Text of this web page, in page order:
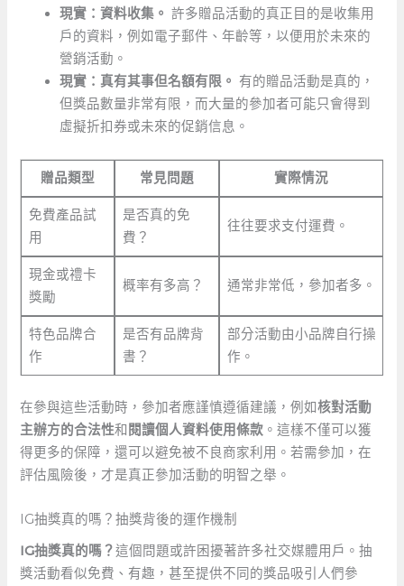
現實：資料收集。 許多贈品活動的真正目的是收集用
戶的資料，例如電子郵件、年齡等，以便用於未來的
營銷活動。
現實：真有其事但名額有限。 有的贈品活動是真的，
但獎品數量非常有限，而大量的參加者可能只會得到
虛擬折扣券或未來的促銷信息。
贈品類型 常見問題 實際情況
免費產品試
用
是否真的免
費？
往往要求支付運費。
現金或禮卡
獎勵
概率有多高？ 通常非常低，參加者多。
特色品牌合
作
是否有品牌背
書？
部分活動由小品牌自行操
作。
在參與這些活動時，參加者應謹慎遵循建議，例如核對活動
主辦方的合法性和 閱讀個人資料使用條款 。這樣不僅可以獲
得更多的保障，還可以避免被不良商家利用。若需參加，在
評估風險後，才是真正參加活動的明智之舉。
IG抽獎真的嗎？抽獎背後的運作機制
IG抽獎真的嗎？這個問題或許困擾著許多社交媒體用戶。抽
獎活動看似免費、有趣，甚至提供不同的獎品吸引人們參